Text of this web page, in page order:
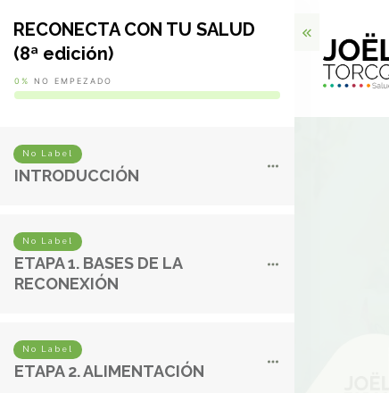
RECONECTA CON TU SALUD
(8ª edición)
0% NO EMPEZADO
No Label
INTRODUCCIÓN
No Label
ETAPA 1. BASES DE LA
RECONEXIÓN
No Label
ETAPA 2. ALIMENTACIÓN